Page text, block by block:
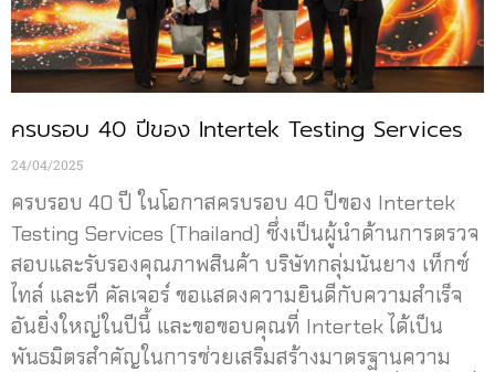
ครบรอบ 40 ปีของ Intertek Testing Services
24/04/2025
ครบรอบ 40 ปี ในโอกาสครบรอบ 40 ปีของ Intertek
Testing Services (Thailand) ซึ่งเป็นผู้นำด้านการตรวจ
สอบและรับรองคุณภาพสินค้า บริษัทกลุ่มนันยาง เท็กซ์
ไทล์ และที คัลเจอร์ ขอแสดงความยินดีกับความสำเร็จ
อันยิ่งใหญ่ในปีนี้ และขอขอบคุณที่ Intertek ได้เป็น
พันธมิตรสำคัญในการช่วยเสริมสร้างมาตรฐานความ